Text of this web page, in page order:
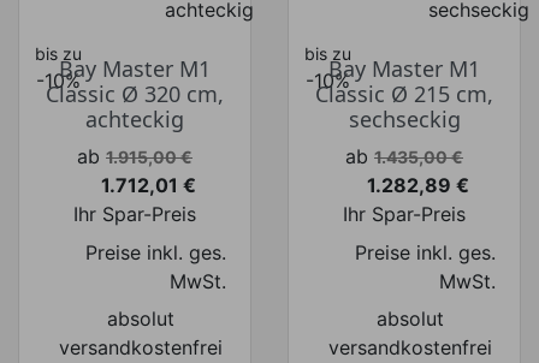
bis zu
-10%Bay Master M1
Classic Ø 320 cm,
achteckig
Verkaufspreis
ab 1.915,00 €
Preis
1.712,01 €
Ihr Spar-Preis
Preise inkl. ges.
MwSt.
absolut
versandkostenfrei
bis zu
-10%Bay Master M1
Classic Ø 215 cm,
sechseckig
Verkaufspreis
ab 1.435,00 €
Preis
1.282,89 €
Ihr Spar-Preis
Preise inkl. ges.
MwSt.
absolut
versandkostenfrei